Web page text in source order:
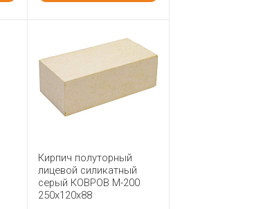
Кирпич полуторный
лицевой силикатный
серый КОВРОВ М-200
250x120x88